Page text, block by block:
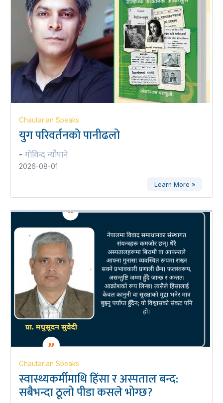
Chautarian Speaks
युग परिवर्तनको पानीढलो
- गोविन्द न्यौपाने
2026-08-01
Learn More »
Chautarian Speaks
स्वास्थ्यकर्मीमाथि हिंसा र अस्पताल बन्द:
सबैभन्दा ठूलो पीडा कसले भोग्छ?